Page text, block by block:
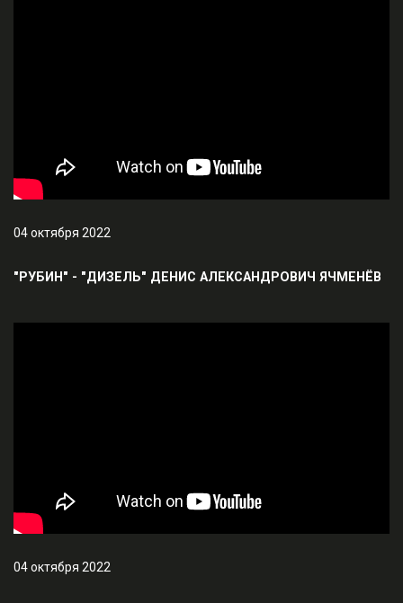
04 октября 2022
"РУБИН" - "ДИЗЕЛЬ" ДЕНИС АЛЕКСАНДРОВИЧ ЯЧМЕНЁВ
04 октября 2022